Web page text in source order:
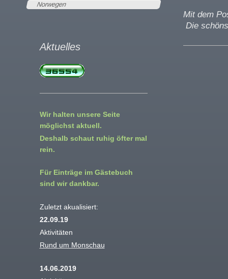
Mit
Die
Norwegen
Aktuelles
Wir halten unsere Seite
möglichst aktuell.
Deshalb schaut ruhig öfter mal
rein.
Für Einträge im Gästebuch
sind wir dankbar.
Zuletzt akualisiert:
22.09.19
Aktivitäten
Rund um Monschau
14.06.2019